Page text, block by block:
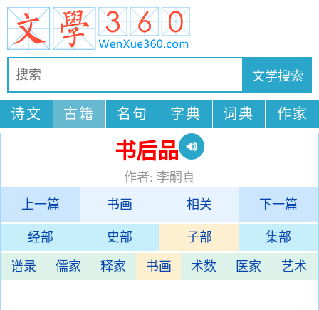
诗文 古籍 名句 字典 词典 作家
书后品
作者: 李嗣真
上一篇
书画 相关 下一篇
经部 史部 子部 集部
谱录 儒家 释家 书画 术数 医家 艺术